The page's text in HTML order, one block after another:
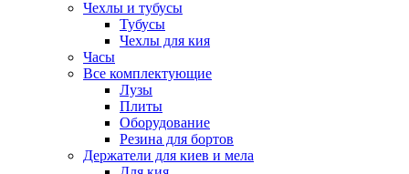
Чехлы и тубусы
Тубусы
Чехлы для кия
Часы
Все комплектующие
Лузы
Плиты
Оборудование
Резина для бортов
Держатели для киев и мела